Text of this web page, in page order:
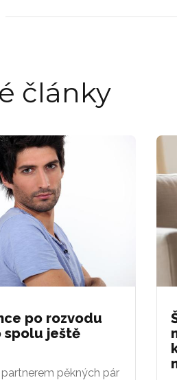
články
po rozvodu
spolu ještě
pěkných pár